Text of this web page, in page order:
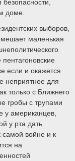
доме.
выборов,
маленькая
если и окажется
неприятное для
только с Ближнего
гробы с трупами
у американцев,
у рта дать
войне и к
на